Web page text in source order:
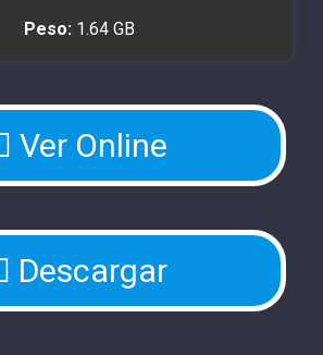
Peso: 1.64 GB
Ver Online
Descargar